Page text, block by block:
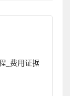
_费用证据